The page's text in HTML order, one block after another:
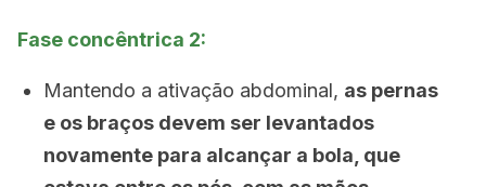
Fase concêntrica 2:
Mantendo a ativação abdominal, as pernas
e os braços devem ser levantados
novamente para alcançar a bola, que